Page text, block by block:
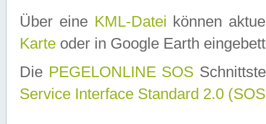
Über eine KML-Datei können
Karte oder in Google Earth
Die PEGELONLINE SOS
Service Interface Standard 2.0